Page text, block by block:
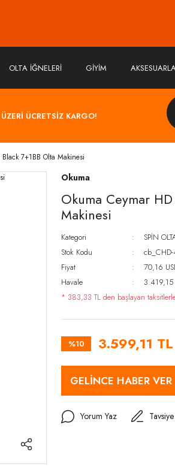
OLTA İĞNELERİ GİYİM
ÜCRETSİZ KARGO!
7+1BB Olta Makinesi
Okuma
Okuma Ceymar
Makinesi
Kategori
SPİN
Stok Kodu
Fiyat
70,16
Havale
* 383,33 TL den başlayan
%10 3.599,11 TL
GELİNCE HABER VER
Yorum Yaz